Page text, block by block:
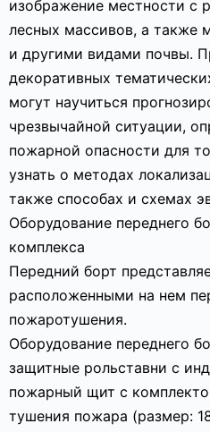
изображение местности с
лесных массивов, а также
и другими видами почвы.
декоративных
могут научиться
чрезвычайной ситуации,
пожарной опасности для
узнать о методах
также способах и схемах
Оборудование переднего
комплекса
Передний борт
расположенными на нем
пожаротушения.
Оборудование переднего
защитные рольставни с
пожарный щит с
тушения пожара (размер: